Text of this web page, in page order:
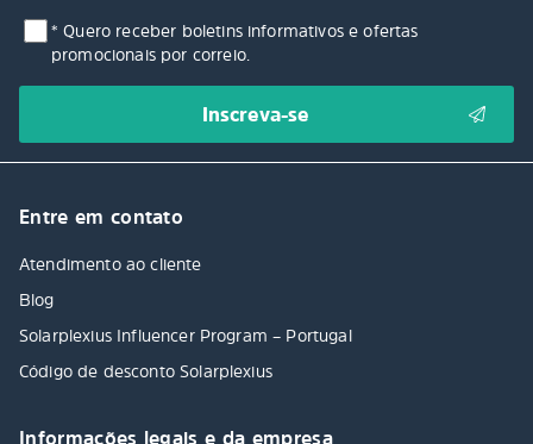
* Quero receber boletins informativos e ofertas
promocionais por correio.
Entre em contato
Atendimento ao cliente
Blog
Solarplexius Influencer Program – Portugal
Código de desconto Solarplexius
Informações legais e da empresa